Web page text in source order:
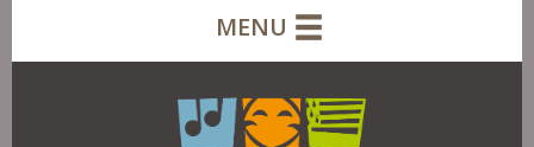
MENU